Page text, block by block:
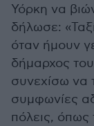
Υόρκη να
δήλωσε:
όταν ήμουν
δήμαρχος
συνεχίσω να
συμφωνίες
πόλεις, όπως